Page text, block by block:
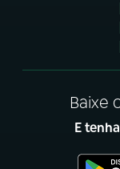
Baixe
E